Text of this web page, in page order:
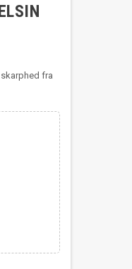
fra